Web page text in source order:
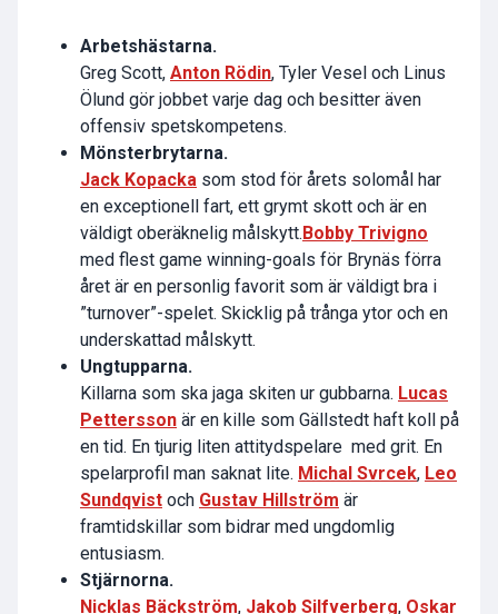
Arbetshästarna.
Greg Scott, Anton Rödin, Tyler Vesel och Linus
Ölund gör jobbet varje dag och besitter även
offensiv spetskompetens.
Mönsterbrytarna.
Jack Kopacka som stod för årets solomål har
en exceptionell fart, ett grymt skott och är en
väldigt oberäknelig målskytt. Bobby Trivigno
med flest game winning-goals för Brynäs förra
året är en personlig favorit som är väldigt bra i
”turnover”-spelet. Skicklig på trånga ytor och en
underskattad målskytt.
Ungtupparna.
Killarna som ska jaga skiten ur gubbarna. Lucas
Pettersson är en kille som Gällstedt haft koll på
en tid. En tjurig liten attitydspelare med grit. En
spelarprofil man saknat lite. Michal Svrcek, Leo
Sundqvist och Gustav Hillström är
framtidskillar som bidrar med ungdomlig
entusiasm.
Stjärnorna.
Nicklas Bäckström, Jakob Silfverberg, Oskar